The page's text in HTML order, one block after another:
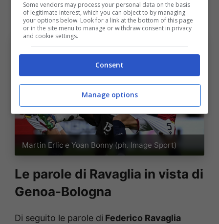
Karlsson, Odgaard, Orsolini.
Martin Erlic e Yoan Bonny (ph. Image Sport)
Le parole di Ravaglia in vista di
Genoa-Bologna
Di seguito le parole di Federico Ravaglia
Some vendors may process your personal data on the basis
of legitimate interest, which you can object to by managing
your options below. Look for a link at the bottom of this page
or in the site menu to manage or withdraw consent in privacy
and cookie settings.
Consent
Manage options